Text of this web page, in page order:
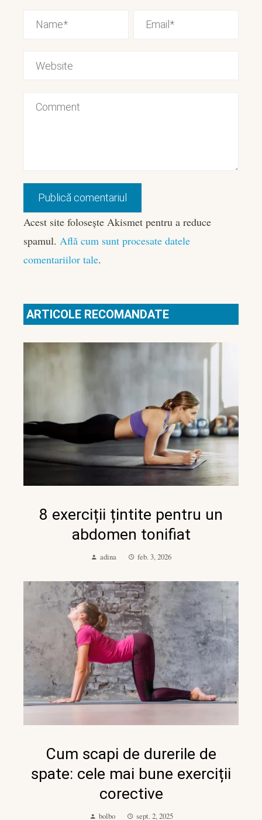
Acest site folosește Akismet pentru a reduce
spamul. Află cum sunt procesate datele
comentariilor tale.
ARTICOLE RECOMANDATE
8 exerciții țintite pentru un
abdomen tonifiat
adina feb. 3, 2026
Cum scapi de durerile de
spate: cele mai bune exerciții
corective
bolbo sept. 2, 2025